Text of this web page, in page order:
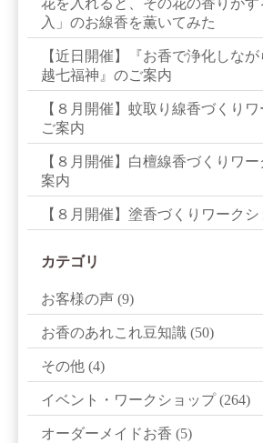
花を入れると、その花の香りが
入」のお線香を薫いてみた
【近日開催】『お香で浄化しなが
越七福神』のご案内
【８月開催】蚊取り線香づくり
ご案内
【８月開催】白檀線香づくりワ
案内
【８月開催】塗香づくりワーク
カテゴリ
お客様の声 (9)
お香のあれこれ豆知識 (50)
その他 (4)
イベント・ワークショップ(264)
オーダーメイドお香 (5)